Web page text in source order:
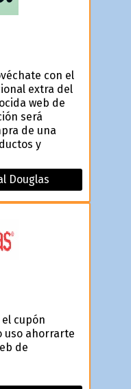
con el
extra del
web de
será
de una
y
Douglas
el cupón
uso ahorrarte
de